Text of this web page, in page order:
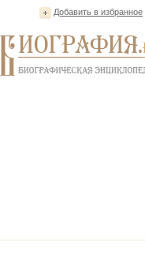
Добавить в избранное